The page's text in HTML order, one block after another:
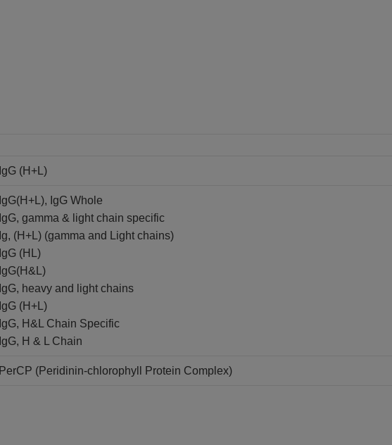
IgG (H+L)
IgG(H+L), IgG Whole
IgG, gamma & light chain specific
Ig, (H+L) (gamma and Light chains)
IgG (HL)
IgG(H&L)
IgG, heavy and light chains
IgG (H+L)
IgG, H&L Chain Specific
IgG, H & L Chain
PerCP (Peridinin-chlorophyll Protein Complex)